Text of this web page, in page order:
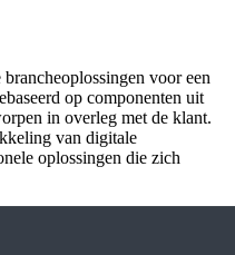
voor een
op componenten uit
in overleg met de klant.
van digitale
oplossingen die zich